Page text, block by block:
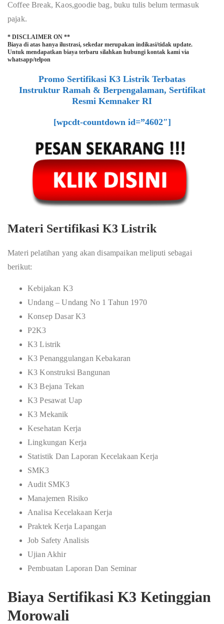
Coffee Break, Kaos,goodie bag, buku tulis belum termasuk
pajak.
* DISCLAIMER ON **
Biaya di atas hanya ilustrasi, sekedar merupakan indikasi/tidak update.
Untuk mendapatkan biaya terbaru silahkan hubungi kontak kami via
whatsapp/telpon
Promo Sertifikasi K3 Listrik Terbatas
Instruktur Ramah & Berpengalaman, Sertifikat
Resmi Kemnaker RI
[wpcdt-countdown id=”4602″]
Materi Sertifikasi K3 Listrik
Materi pelatihan yang akan disampaikan meliputi sebagai
berikut:
Kebijakan K3
Undang – Undang No 1 Tahun 1970
Konsep Dasar K3
P2K3
K3 Listrik
K3 Penanggulangan Kebakaran
K3 Konstruksi Bangunan
K3 Bejana Tekan
K3 Pesawat Uap
K3 Mekanik
Kesehatan Kerja
Lingkungan Kerja
Statistik Dan Laporan Kecelakaan Kerja
SMK3
Audit SMK3
Manajemen Risiko
Analisa Kecelakaan Kerja
Praktek Kerja Lapangan
Job Safety Analisis
Ujian Akhir
Pembuatan Laporan Dan Seminar
Biaya Sertifikasi K3 Ketinggian
Morowali